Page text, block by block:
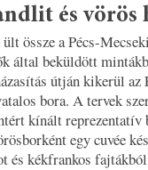
és vörös
össze a Pécs-
által beküldött
útján kikerül
bora. A tervek
kínált reprezentatív
egy cuvée
és kékfrankos